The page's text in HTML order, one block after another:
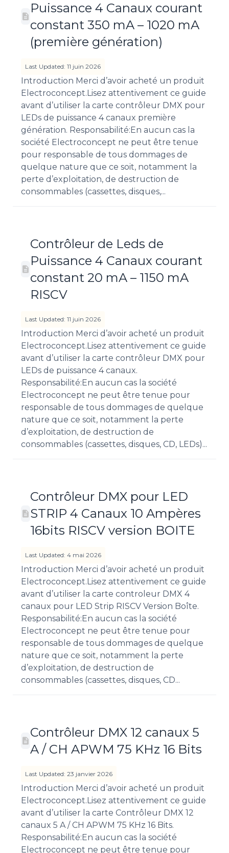
Puissance 4 Canaux courant
constant 350 mA – 1020 mA
(première génération)
Last Updated: 11 juin 2026
Introduction Merci d’avoir acheté un produit
Electroconcept.Lisez attentivement ce guide
avant d’utiliser la carte contrôleur DMX pour
LEDs de puissance 4 canaux première
génération. Responsabilité:En aucun cas la
société Electroconcept ne peut être tenue
pour responsable de tous dommages de
quelque nature que ce soit, notamment la
perte d’exploitation, de destruction de
consommables (cassettes, disques,...
Contrôleur de Leds de
Puissance 4 Canaux courant
constant 20 mA – 1150 mA
RISCV
Last Updated: 11 juin 2026
Introduction Merci d’avoir acheté un produit
Electroconcept.Lisez attentivement ce guide
avant d’utiliser la carte contrôleur DMX pour
LEDs de puissance 4 canaux.
Responsabilité:En aucun cas la société
Electroconcept ne peut être tenue pour
responsable de tous dommages de quelque
nature que ce soit, notamment la perte
d’exploitation, de destruction de
consommables (cassettes, disques, CD, LEDs)...
Contrôleur DMX pour LED
STRIP 4 Canaux 10 Ampères
16bits RISCV version BOITE
Last Updated: 4 mai 2026
Introduction Merci d’avoir acheté un produit
Electroconcept.Lisez attentivement ce guide
avant d’utiliser la carte controleur DMX 4
canaux pour LED Strip RISCV Version Boîte.
Responsabilité:En aucun cas la société
Electroconcept ne peut être tenue pour
responsable de tous dommages de quelque
nature que ce soit, notamment la perte
d’exploitation, de destruction de
consommables (cassettes, disques, CD...
Contrôleur DMX 12 canaux 5
A / CH APWM 75 KHz 16 Bits
Last Updated: 23 janvier 2026
Introduction Merci d’avoir acheté un produit
Electroconcept.Lisez attentivement ce guide
avant d’utiliser la carte Contrôleur DMX 12
canaux 5 A / CH APWM 75 KHz 16 Bits.
Responsabilité:En aucun cas la société
Electroconcept ne peut être tenue pour